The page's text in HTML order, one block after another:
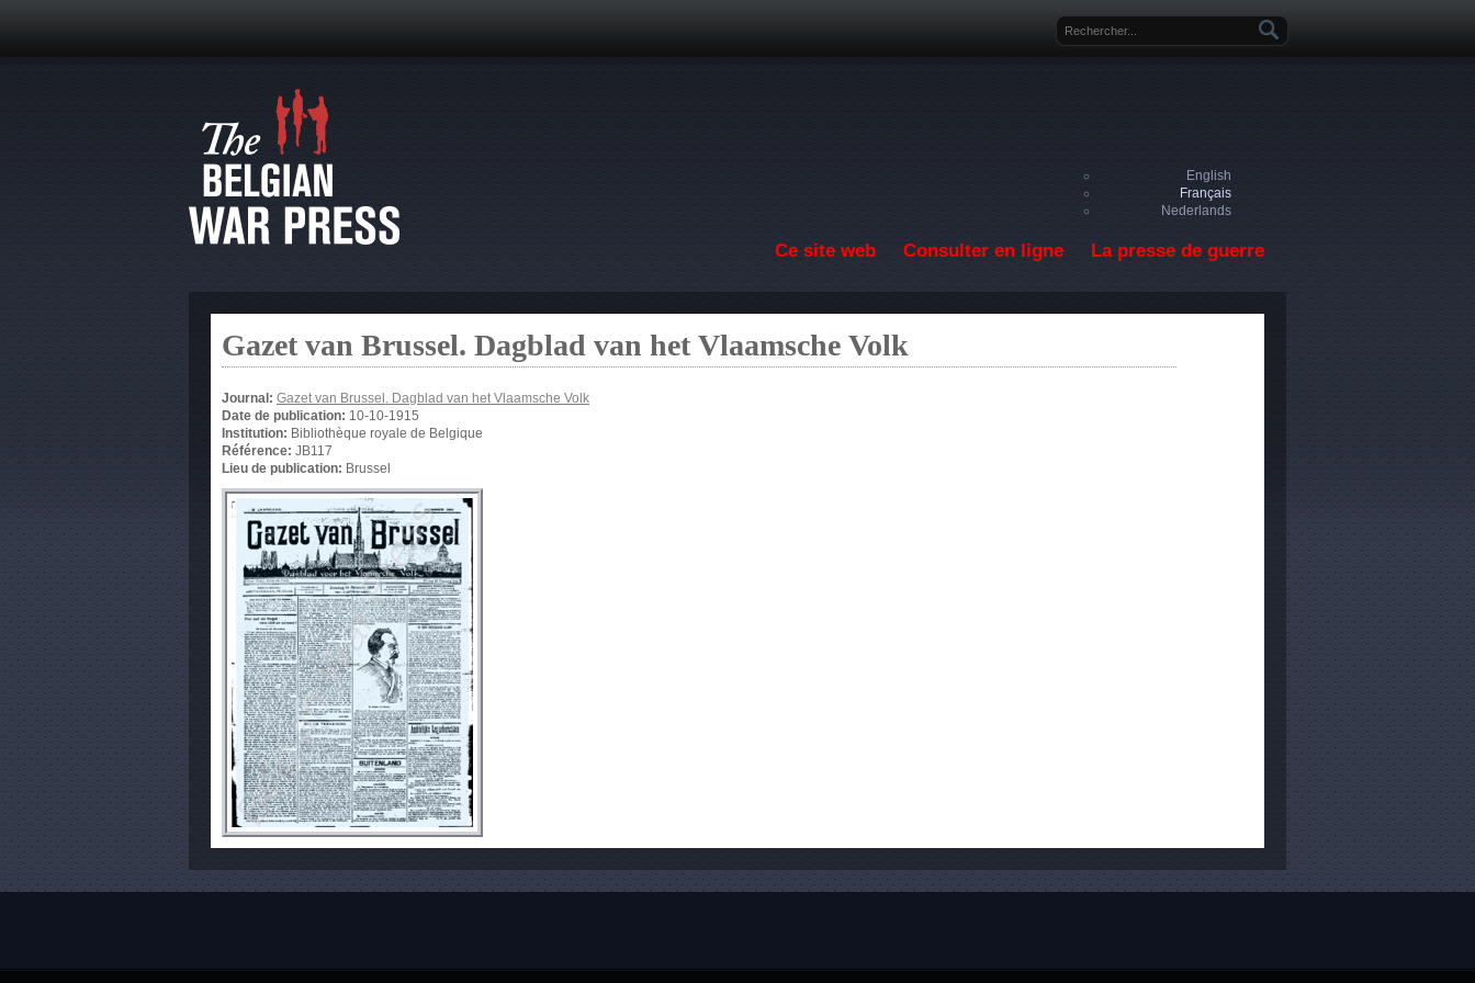
Formulaire de recherche
English
Français
Nederlands
Ce site web Consulter en ligne La presse de guerre
Gazet van Brussel. Dagblad van het Vlaamsche Volk
Journal: Gazet van Brussel. Dagblad van het Vlaamsche Volk
Date de publication: 10-10-1915
Institution: Bibliothèque royale de Belgique
Référence: JB117
Lieu de publication: Brussel